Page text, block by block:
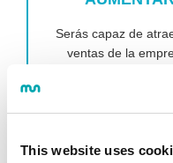
This website uses
Serás capaz de
ventas de la